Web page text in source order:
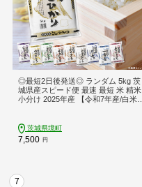
◎最短2日後発送◎ ランダム 5kg 茨
城県産スピード便 最速 最短 米 精米
小分け 2025年産 【令和7年産/白米】
茨城県境町
7,500 円
7